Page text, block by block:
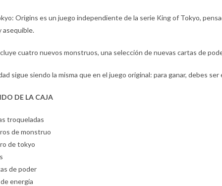
Origins es un juego independiente de la serie King of Tokyo,
asequible.
cuatro nuevos monstruos, una selección de nuevas cartas de
sigue siendo la misma que en el juego original: para ganar, debes
DE LA CAJA
troqueladas
de monstruo
de tokyo
de poder
energía